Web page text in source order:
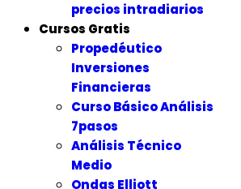
precios intradiarios
Cursos Gratis
Propedéutico
Inversiones
Financieras
Curso Básico Análisis
7pasos
Análisis Técnico
Medio
Ondas Elliott